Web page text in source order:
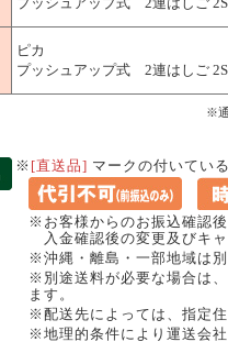
ピカ
プッシュアップ式 2連はしご
※
※ [直送品] マークの付いてい
※お客様からのお振込確認
入金確認後の変更及びキ
※沖縄・離島・一部地域は
※別途送料が必要な場合は
ます。
※配送先によっては、指定
※地理的条件により運送会